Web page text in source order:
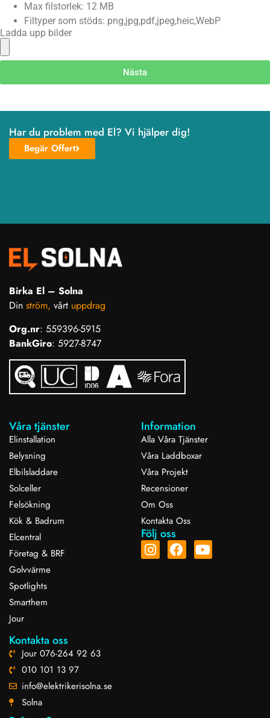
Max filstorlek: 12 MB
Filtyper som stöds: png,jpg,pdf,jpeg,heic,WebP
Ladda upp bilder
Nästa
Har du problem med El? Vi hjälper dig!
Begär Offert
Birka El – Solna
Din ström, vårt uppdrag
Org.nr: 559396-5915
BankGiro: 5927-8747
Våra tjänster
Elinstallation
Belysning
Elbilsladdare
Solceller
Felsökning
Kök & Badrum
Elcentral
Företag & BRF
Golvvärme
Spotlights
Smarthem
Jour
Information
Alla Våra Tjänster
Våra Laddboxar
Våra Projekt
Recensioner
Om Oss
Kontakta Oss
Följ oss
Kontakta oss
Jour 076-264 92 63
010 101 13 97
info@elektrikerisolna.se
Solna